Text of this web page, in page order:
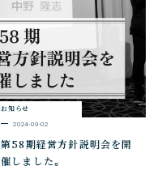
お知らせ
2024-09-02
第58期経営方針説明会を開
催しました。